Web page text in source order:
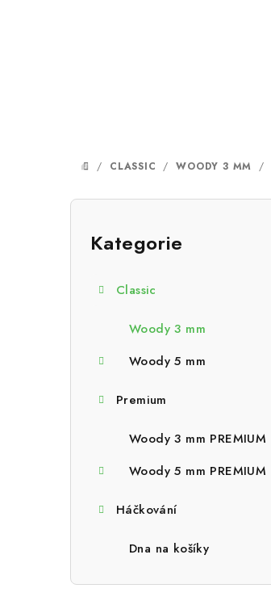
DOMŮ
/ CLASSIC / WOODY 3 MM /
P
e
Přeskočit
Kategorie
Classic
Woody 3 mm
Woody 5 mm
Premium
Woody 3 mm PREMIUM
Woody 5 mm PREMIUM
Háčkování
Dna na košíky